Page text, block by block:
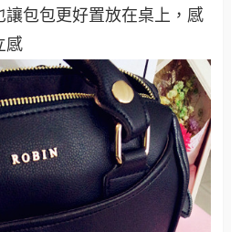
讓包包更好置放在桌上，感
感